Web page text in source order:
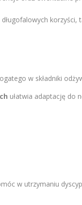
korzyści,
w składniki
ułatwia adaptację do
w utrzymaniu